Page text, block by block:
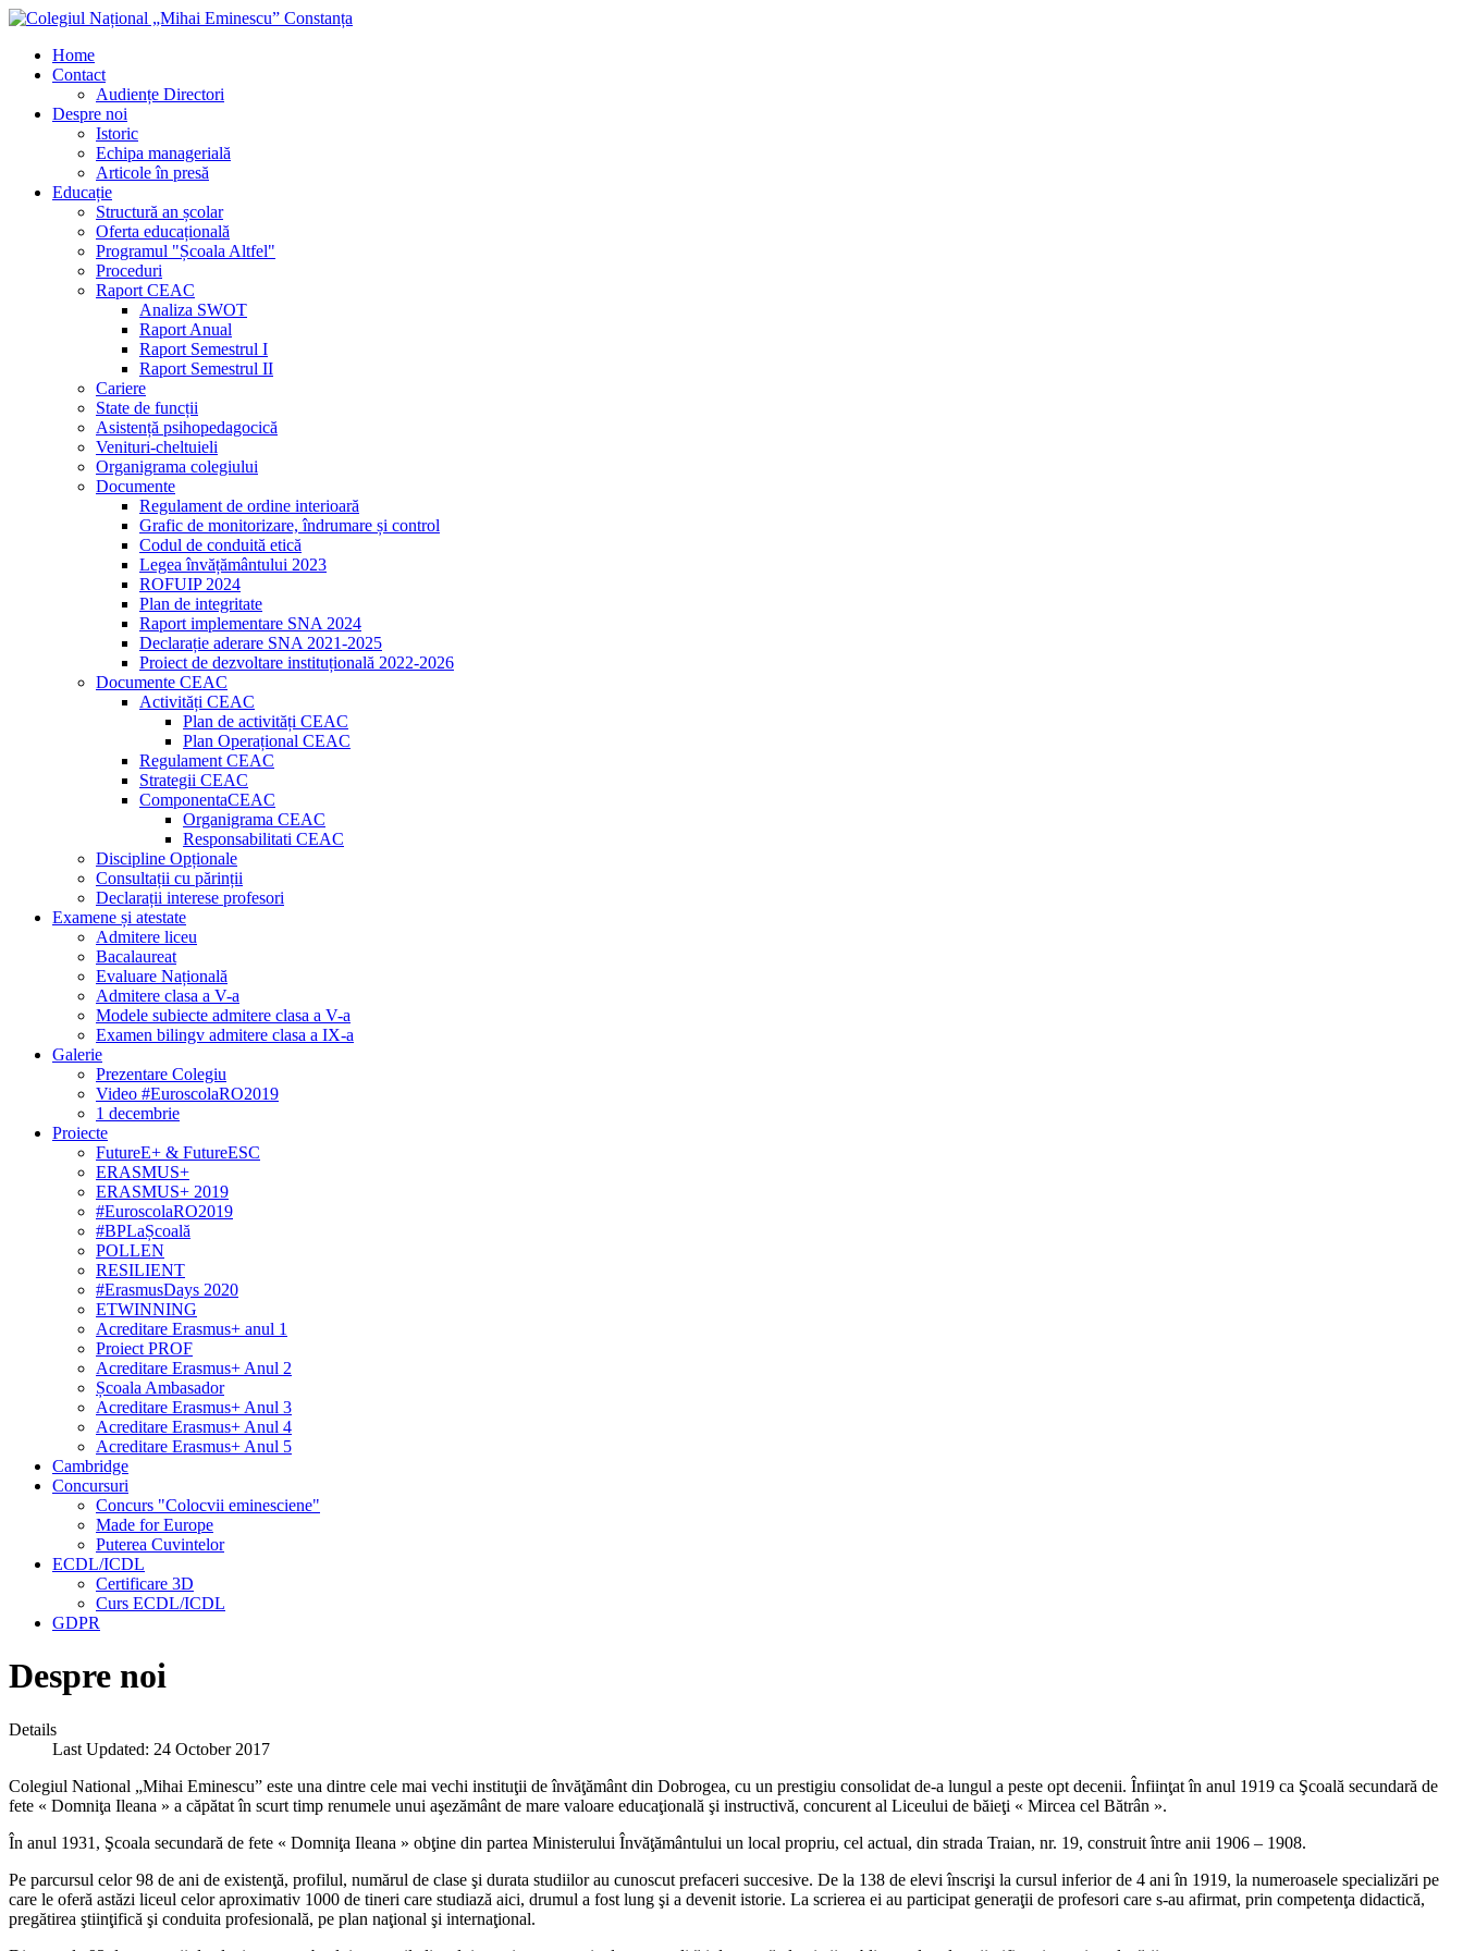
Home
Contact
Audiențe Directori
Despre noi
Istoric
Echipa managerială
Articole în presă
Educație
Structură an școlar
Oferta educațională
Programul "Școala Altfel"
Proceduri
Raport CEAC
Analiza SWOT
Raport Anual
Raport Semestrul I
Raport Semestrul II
Cariere
State de funcții
Asistență psihopedagocică
Venituri-cheltuieli
Organigrama colegiului
Documente
Regulament de ordine interioară
Grafic de monitorizare, îndrumare și control
Codul de conduită etică
Legea învățământului 2023
ROFUIP 2024
Plan de integritate
Raport implementare SNA 2024
Declarație aderare SNA 2021-2025
Proiect de dezvoltare instituțională 2022-2026
Documente CEAC
Activități CEAC
Plan de activități CEAC
Plan Operațional CEAC
Regulament CEAC
Strategii CEAC
ComponentaCEAC
Organigrama CEAC
Responsabilitati CEAC
Discipline Opționale
Consultații cu părinții
Declarații interese profesori
Examene și atestate
Admitere liceu
Bacalaureat
Evaluare Națională
Admitere clasa a V-a
Modele subiecte admitere clasa a V-a
Examen bilingv admitere clasa a IX-a
Galerie
Prezentare Colegiu
Video #EuroscolaRO2019
1 decembrie
Proiecte
FutureE+ & FutureESC
ERASMUS+
ERASMUS+ 2019
#EuroscolaRO2019
#BPLaȘcoală
POLLEN
RESILIENT
#ErasmusDays 2020
ETWINNING
Acreditare Erasmus+ anul 1
Proiect PROF
Acreditare Erasmus+ Anul 2
Școala Ambasador
Acreditare Erasmus+ Anul 3
Acreditare Erasmus+ Anul 4
Acreditare Erasmus+ Anul 5
Cambridge
Concursuri
Concurs "Colocvii eminesciene"
Made for Europe
Puterea Cuvintelor
ECDL/ICDL
Certificare 3D
Curs ECDL/ICDL
GDPR
Despre noi
Details
Last Updated: 24 October 2017
Colegiul National „Mihai Eminescu” este una dintre cele mai vechi instituţii de învăţământ din Dobrogea, cu un prestigiu consolidat de-a lungul a peste opt decenii. Înfiinţat în anul 1919 ca Şcoală secundară de
fete « Domniţa Ileana » a căpătat în scurt timp renumele unui aşezământ de mare valoare educaţională şi instructivă, concurent al Liceului de băieţi « Mircea cel Bătrân ».
În anul 1931, Şcoala secundară de fete « Domniţa Ileana » obţine din partea Ministerului Învăţământului un local propriu, cel actual, din strada Traian, nr. 19, construit între anii 1906 – 1908.
Pe parcursul celor 98 de ani de existenţă, profilul, numărul de clase şi durata studiilor au cunoscut prefaceri succesive. De la 138 de elevi înscrişi la cursul inferior de 4 ani în 1919, la numeroasele specializări pe
care le oferă astăzi liceul celor aproximativ 1000 de tineri care studiază aici, drumul a fost lung şi a devenit istorie. La scrierea ei au participat generaţii de profesori care s-au afirmat, prin competenţa didactică,
pregătirea ştiinţifică şi conduita profesională, pe plan naţional şi internaţional.